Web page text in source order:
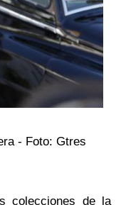
- Foto: Gtres
colecciones de la